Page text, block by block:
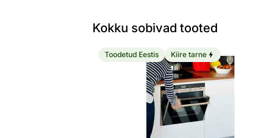
Kokku sobivad tooted
Narma plastikvaip Birkas black-white
Toodetud Eestis Kiire tarne